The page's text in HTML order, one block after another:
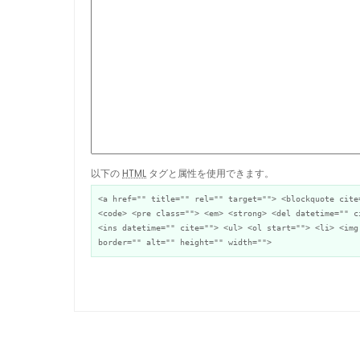
以下の HTML タグと属性を使用できます。
<a href="" title="" rel="" target=""> <blockquote
<code> <pre class=""> <em> <strong> <del datetime=""
<ins datetime="" cite=""> <ul> <ol start=""> <li>
border="" alt="" height="" width="">